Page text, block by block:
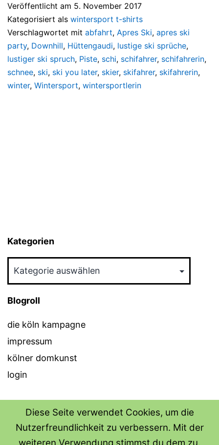
Veröffentlicht am 5. November 2017
Kategorisiert als wintersport t-shirts
Verschlagwortet mit abfahrt, Apres Ski, apres ski
party, Downhill, Hüttengaudi, lustige ski sprüche,
lustiger ski spruch, Piste, schi, schifahrer, schifahrerin,
schnee, ski, ski you later, skier, skifahrer, skifahrerin,
winter, Wintersport, wintersportlerin
Kategorien
Blogroll
die köln kampagne
impressum
kölner domkunst
login
THE SHIRT SHOPS
Diese Seite verwendet Cookies, um die
Nutzerfreundlichkeit zu verbessern. Mit der